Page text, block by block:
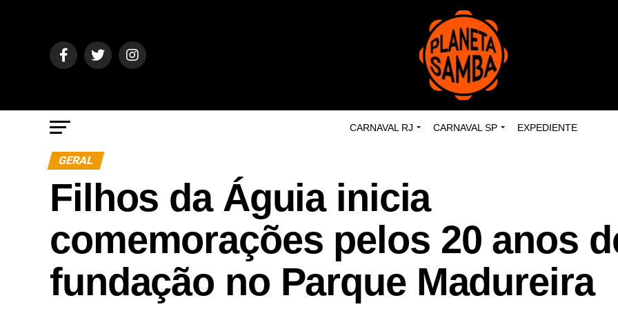
CARNAVAL RJ CARNAVAL SP EXPEDIENTE
GERAL
Filhos da Águia inicia
comemorações pelos 20 anos
fundação no Parque Madureira